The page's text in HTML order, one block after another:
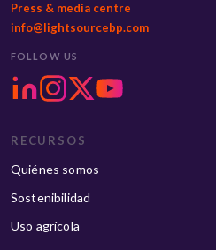
Press & media centre
info@lightsourcebp.com
FOLLOW US
RECURSOS
Quiénes somos
Sostenibilidad
Uso agrícola